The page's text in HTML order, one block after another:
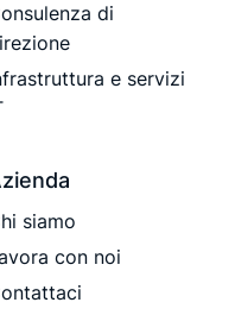
di
e servizi
siamo
con noi